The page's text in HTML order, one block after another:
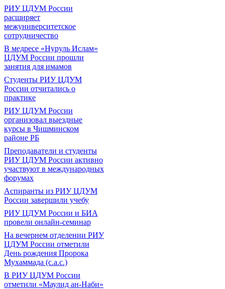
РИУ ЦДУМ России
расширяет
межуниверситетское
сотрудничество
В медресе «Нуруль Ислам»
ЦДУМ России прошли
занятия для имамов
Студенты РИУ ЦДУМ
России отчитались о
практике
РИУ ЦДУМ России
организовал выездные
курсы в Чишминском
районе РБ
Преподаватели и студенты
РИУ ЦДУМ России активно
участвуют в международных
форумах
Аспиранты из РИУ ЦДУМ
России завершили учебу
РИУ ЦДУМ России и БИА
провели онлайн-семинар
На вечернем отделении РИУ
ЦДУМ России отметили
День рождения Пророка
Мухаммада (с.а.с.)
В РИУ ЦДУМ России
отметили «Маулид ан-Наби»